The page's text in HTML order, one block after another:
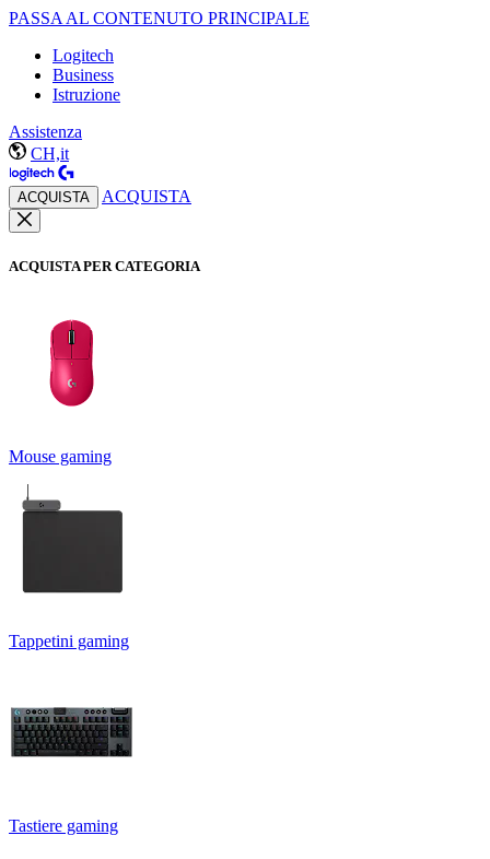
PASSA AL CONTENUTO PRINCIPALE
Logitech
Business
Istruzione
Assistenza
CH,it
ACQUISTA ACQUISTA
ACQUISTA PER CATEGORIA
Mouse gaming
Tappetini gaming
Tastiere gaming